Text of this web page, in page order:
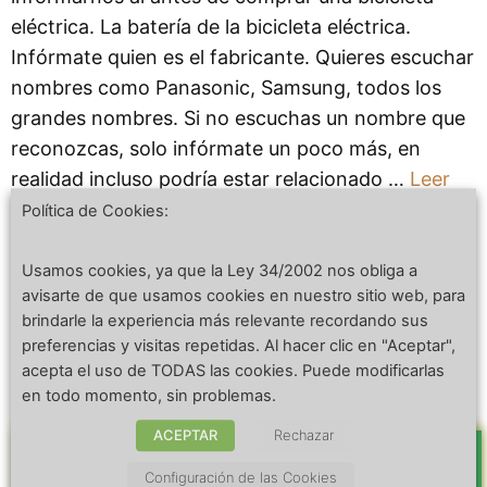
eléctrica. La batería de la bicicleta eléctrica.
Infórmate quien es el fabricante. Quieres escuchar
nombres como Panasonic, Samsung, todos los
grandes nombres. Si no escuchas un nombre que
reconozcas, solo infórmate un poco más, en
realidad incluso podría estar relacionado … Leer
más
Categorías
Accesorios, Baterias,Bicicletas electricas
Blog,Mecanica
Etiquetas
Bicicleta eléctrica,Consejos,mecanica
¿Cuáles Son Las Diferencias
Política de Cookies:
Usamos cookies, ya que la Ley 34/2002 nos obliga a
avisarte de que usamos cookies en nuestro sitio web, para
brindarle la experiencia más relevante recordando sus
preferencias y visitas repetidas. Al hacer clic en "Aceptar",
acepta el uso de TODAS las cookies. Puede modificarlas
en todo momento, sin problemas.
ACEPTAR Rechazar
Configuración de las Cookies